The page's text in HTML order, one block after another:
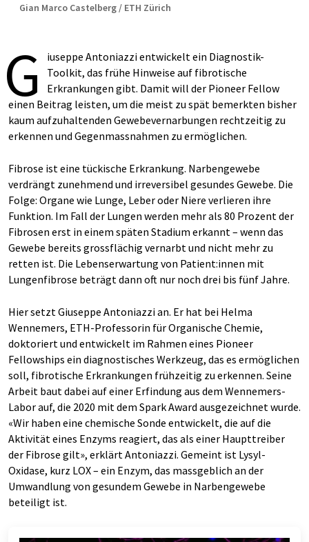
Gian Marco Castelberg / ETH Zürich
G
iuseppe Antoniazzi entwickelt ein Diagnostik-
Toolkit, das frühe Hinweise auf fibrotische
Erkrankungen gibt. Damit will der Pioneer Fellow
einen Beitrag leisten, um die meist zu spät bemerkten bisher
kaum aufzuhaltenden Gewebevernarbungen rechtzeitig zu
erkennen und Gegenmassnahmen zu ermöglichen.
Fibrose ist eine tückische Erkrankung. Narbengewebe
verdrängt zunehmend und irreversibel gesundes Gewebe. Die
Folge: Organe wie Lunge, Leber oder Niere verlieren ihre
Funktion. Im Fall der Lungen werden mehr als 80 Prozent der
Fibrosen erst in einem späten Stadium erkannt – wenn das
Gewebe bereits grossflächig vernarbt und nicht mehr zu
retten ist. Die Lebenserwartung von Patient:innen mit
Lungenfibrose beträgt dann oft nur noch drei bis fünf Jahre.
Hier setzt Giuseppe Antoniazzi an. Er hat bei Helma
Wennemers, ETH-Professorin für Organische Chemie,
doktoriert und entwickelt im Rahmen eines Pioneer
Fellowships ein diagnostisches Werkzeug, das es ermöglichen
soll, fibrotische Erkrankungen frühzeitig zu erkennen. Seine
Arbeit baut dabei auf einer Erfindung aus dem Wennemers-
Labor auf, die 2020 mit dem Spark Award ausgezeichnet wurde.
«Wir haben eine chemische Sonde entwickelt, die auf die
Aktivität eines Enzyms reagiert, das als einer Haupttreiber
der Fibrose gilt», erklärt Antoniazzi. Gemeint ist Lysyl-
Oxidase, kurz LOX – ein Enzym, das massgeblich an der
Umwandlung von gesundem Gewebe in Narbengewebe
beteiligt ist.